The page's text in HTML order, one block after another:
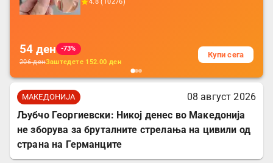
батерија, за мобилни телефони, комплет
54 ден
-73%
206денЗаштедете 152.00 ден
Купи сега
МАКЕДОНИЈА
08 август 2026
Љубчо Георгиевски: Никој денес во Македонија
не зборува за бруталните стрелања на цивили од
страна на Германците